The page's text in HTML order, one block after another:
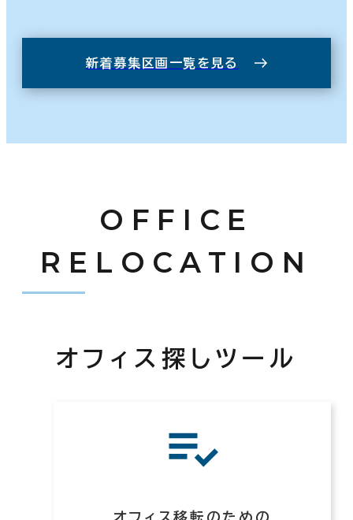
新着募集区画一覧を見る
OFFICE
RELOCATION
オフィス探しツール
オフィス移転のための